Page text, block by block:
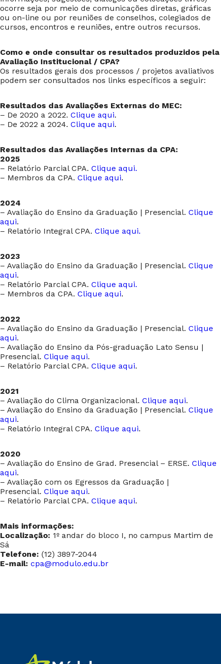
ocorre seja por meio de comunicações diretas, gráficas
ou on-line ou por reuniões de conselhos, colegiados de
cursos, encontros e reuniões, entre outros recursos.
Como e onde consultar os resultados produzidos pela
Avaliação Institucional / CPA?
Os resultados gerais dos processos / projetos avaliativos
podem ser consultados nos links específicos a seguir:
Resultados das Avaliações Externas do MEC:
– De 2020 a 2022. Clique aqui.
– De 2022 a 2024. Clique aqui.
Resultados das Avaliações Internas da CPA:
2025
– Relatório Parcial CPA. Clique aqui.
– Membros da CPA. Clique aqui.
2024
– Avaliação do Ensino da Graduação | Presencial. Clique
aqui.
– Relatório Integral CPA. Clique aqui.
2023
– Avaliação do Ensino da Graduação | Presencial. Clique
aqui.
– Relatório Parcial CPA. Clique aqui.
– Membros da CPA. Clique aqui.
2022
– Avaliação do Ensino da Graduação | Presencial. Clique
aqui.
– Avaliação do Ensino da Pós-graduação Lato Sensu |
Presencial. Clique aqui.
– Relatório Parcial CPA. Clique aqui.
2021
– Avaliação do Clima Organizacional. Clique aqui.
– Avaliação do Ensino da Graduação | Presencial. Clique
aqui.
– Relatório Integral CPA. Clique aqui.
2020
– Avaliação do Ensino de Grad. Presencial – ERSE. Clique
aqui.
– Avaliação com os Egressos da Graduação |
Presencial. Clique aqui.
– Relatório Parcial CPA. Clique aqui.
Mais informações:
Localização: 1º andar do bloco I, no campus Martim de
Sá
Telefone: (12) 3897-2044
E-mail: cpa@modulo.edu.br